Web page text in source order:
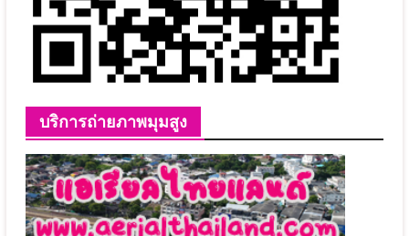
บริการถ่ายภาพมุมสูง